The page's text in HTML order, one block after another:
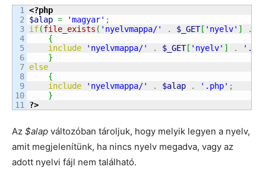
1
2
3
4
5
6
7
8
9
10
<?php
$alap = 'magyar' ;
if(file_exists ( 'nyelvmappa/' . $_GET[ 'nyelv' ] .
{
include
'nyelvmappa/' . $_GET[ 'nyelv' ] .
}
else
{
include
'nyelvmappa/' . $alap . '.php' ;
}
?>
Az $alap változóban tároljuk, hogy melyik legyen a nyelv,
amit megjelenítünk, ha nincs nyelv megadva, vagy az
adott nyelvi fájl nem található.